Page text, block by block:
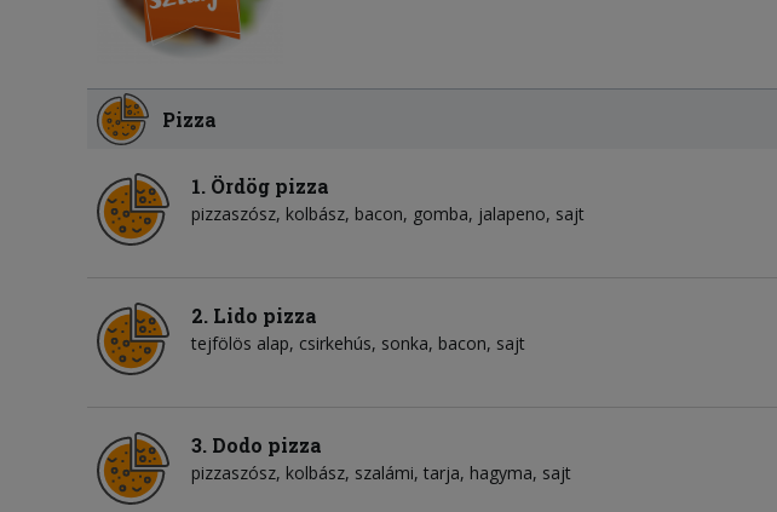
Pizza
1. Ördög pizza
pizzaszósz kolbász bacon gomba jalapeno sajt
2. Lido pizza
tejfölös alap csirkehús sonka bacon sajt
3. Dodo pizza
pizzaszósz kolbász szalámi tarja hagyma sajt